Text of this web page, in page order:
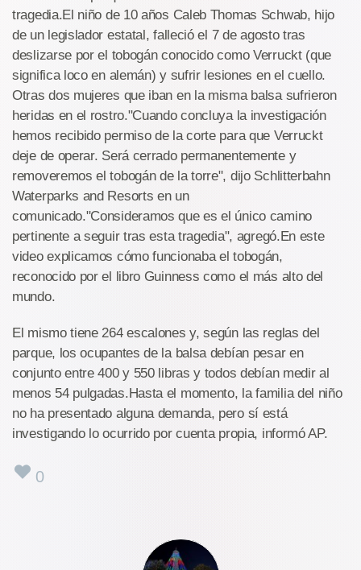
tragedia.El niño de 10 años Caleb Thomas Schwab, hijo
de un legislador estatal, falleció el 7 de agosto tras
deslizarse por el tobogán conocido como Verruckt (que
significa loco en alemán) y sufrir lesiones en el cuello.
Otras dos mujeres que iban en la misma balsa sufrieron
heridas en el rostro."Cuando concluya la investigación
hemos recibido permiso de la corte para que Verruckt
deje de operar. Será cerrado permanentemente y
removeremos el tobogán de la torre", dijo Schlitterbahn
Waterparks and Resorts en un
comunicado."Consideramos que es el único camino
pertinente a seguir tras esta tragedia", agregó.En este
video explicamos cómo funcionaba el tobogán,
reconocido por el libro Guinness como el más alto del
mundo.
El mismo tiene 264 escalones y, según las reglas del
parque, los ocupantes de la balsa debían pesar en
conjunto entre 400 y 550 libras y todos debían medir al
menos 54 pulgadas.Hasta el momento, la familia del niño
no ha presentado alguna demanda, pero sí está
investigando lo ocurrido por cuenta propia, informó AP.
0